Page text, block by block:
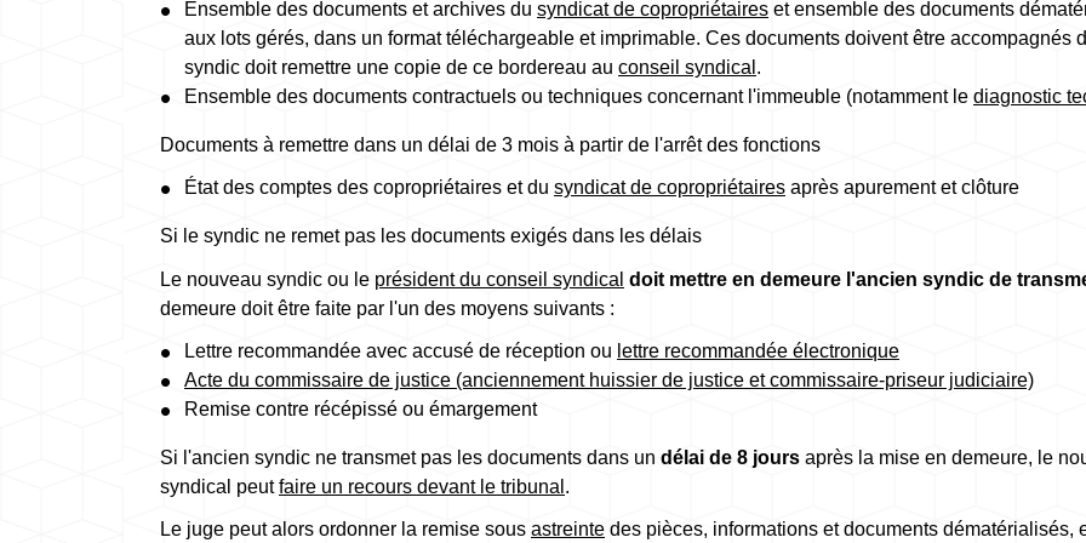
Ensemble des documents et archives du syndicat de copropriétaires et ensemble des documents
aux lots gérés, dans un format téléchargeable et imprimable. Ces documents doivent être accompagnés
syndic doit remettre une copie de ce bordereau au conseil syndical .
Ensemble des documents contractuels ou techniques concernant l'immeuble (notamment le diagnostic
Documents à remettre dans un délai de 3 mois à partir de l'arrêt des fonctions
État des comptes des copropriétaires et du syndicat de copropriétaires après apurement et clôture
Si le syndic ne remet pas les documents exigés dans les délais
Le nouveau syndic ou le président du conseil syndical doit mettre en demeure l'ancien syndic de
demeure doit être faite par l'un des moyens suivants :
Lettre recommandée avec accusé de réception ou lettre recommandée électronique
Acte du commissaire de justice (anciennement huissier de justice et commissaire-priseur judiciaire)
Remise contre récépissé ou émargement
Si l'ancien syndic ne transmet pas les documents dans un délai de 8 jours après la mise en demeure, le
syndical peutfaire un recours devant le tribunal .
Le juge peut alors ordonner la remise sous astreinte des pièces, informations et documents dématérialisés,